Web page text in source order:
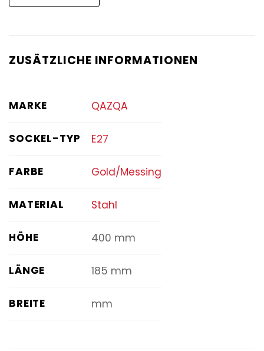
ZUSÄTZLICHE INFORMATIONEN
MARKE QAZQA
SOCKEL-TYP E27
FARBE Gold/Messing
MATERIAL Stahl
HÖHE 400 mm
LÄNGE 185 mm
BREITE mm